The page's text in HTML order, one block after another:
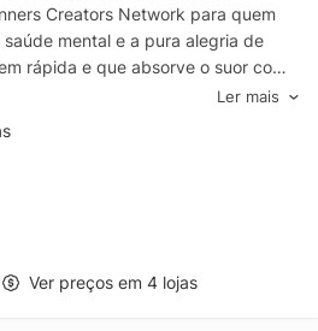
Creators Network para quem
mental e a pura alegria de
rápida e que absorve o suor com
você a sentir seu corpo seco e
as corridas mais intensas. A
formotion oferecem conforto e
logotipos e estampas refletivos,
sua jornada com recursos voltados
Ler mais
Ver preços em 4 lojas